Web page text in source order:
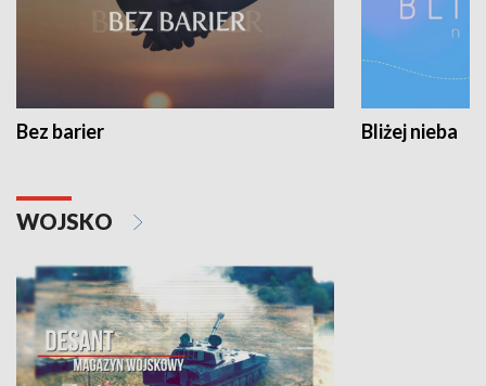
Bez barier Bliżej nieba
WOJSKO